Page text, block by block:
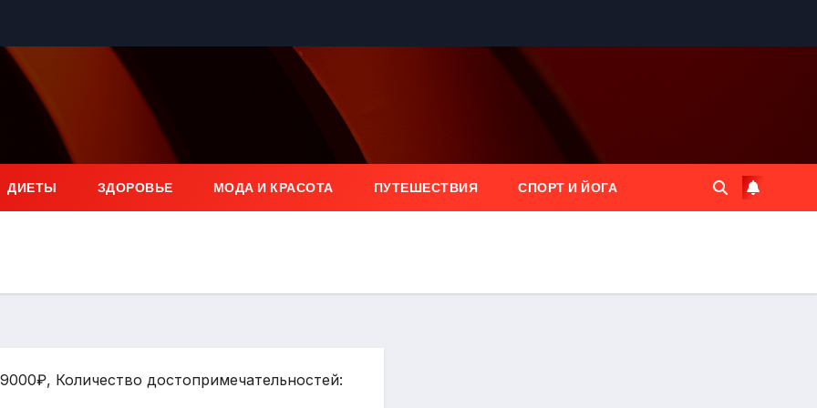
ДИЕТЫ ЗДОРОВЬЕ МОДА И КРАСОТА ПУТЕШЕСТВИЯ СПОРТ И ЙОГА
Количество достопримечательностей: